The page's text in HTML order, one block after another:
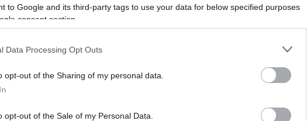
to Google and its third-party tags to use your data for below specified purposes
consent section.
Data Processing Opt Outs
opt-out of the Sharing of my personal data.
opt-out of the Sale of my Personal Data.
szezonját teljesíti, miután 2021-ben és
indult. Az amerikai évkezdés nehezen
i nyitófordulóban elszenvedett